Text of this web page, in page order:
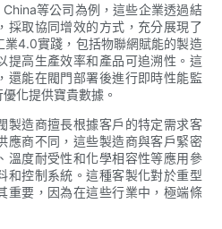
等公司為例，這些企業透過結
採取協同增效的方式，充分展現了
業4.0實踐，包括物聯網賦能的製造
提高生產效率和產品可追溯性。這
還能在閥門部署後進行即時性能監
化提供寶貴數據。
製造商擅長根據客戶的特定需求客
應商不同，這些製造商與客戶緊密
溫度耐受性和化學相容性等應用參
和控制系統。這種客製化對於重型
重要，因為在這些行業中，極端條